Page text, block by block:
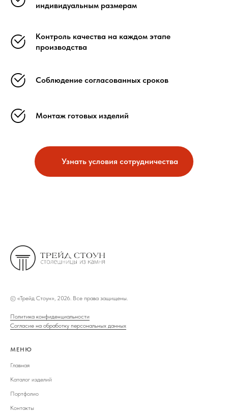
индивидуальным размерам
Контроль качества на каждом этапе
производства
Соблюдение согласованных сроков
Монтаж готовых изделий
Узнать условия сотрудничества
© «Трейд Стоун», 2026. Все права защищены.
Политика конфиденциальности
Согласие на обработку персональных данных
МЕНЮ
Главная
Каталог изделий
Портфолио
Контакты